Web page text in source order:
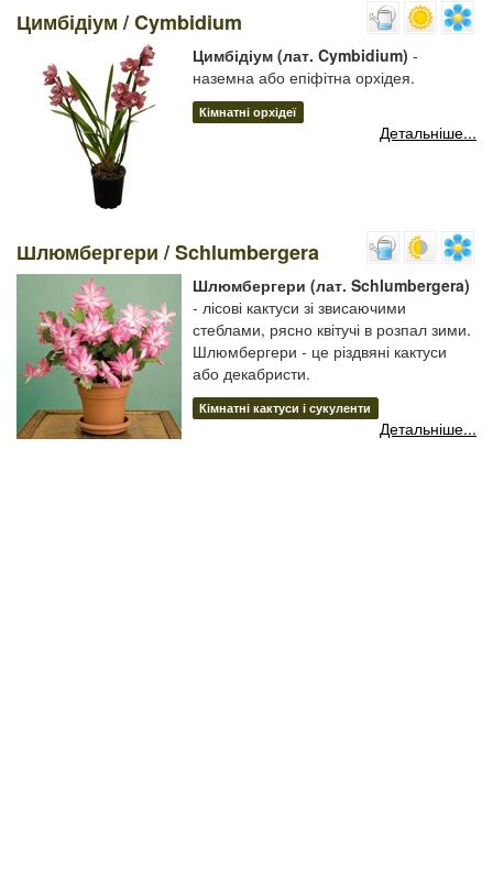
Цимбідіум / Cymbidium
Цимбідіум (лат. Cymbidium) -
наземна або епіфітна орхідея.
Кімнатні орхідеї
Детальніше...
Шлюмбергери / Schlumbergera
Шлюмбергери (лат. Schlumbergera)
- лісові кактуси зі звисаючими
стеблами, рясно квітучі в розпал зими.
Шлюмбергери - це різдвяні кактуси
або декабристи.
Кімнатні кактуси і сукуленти
Детальніше...